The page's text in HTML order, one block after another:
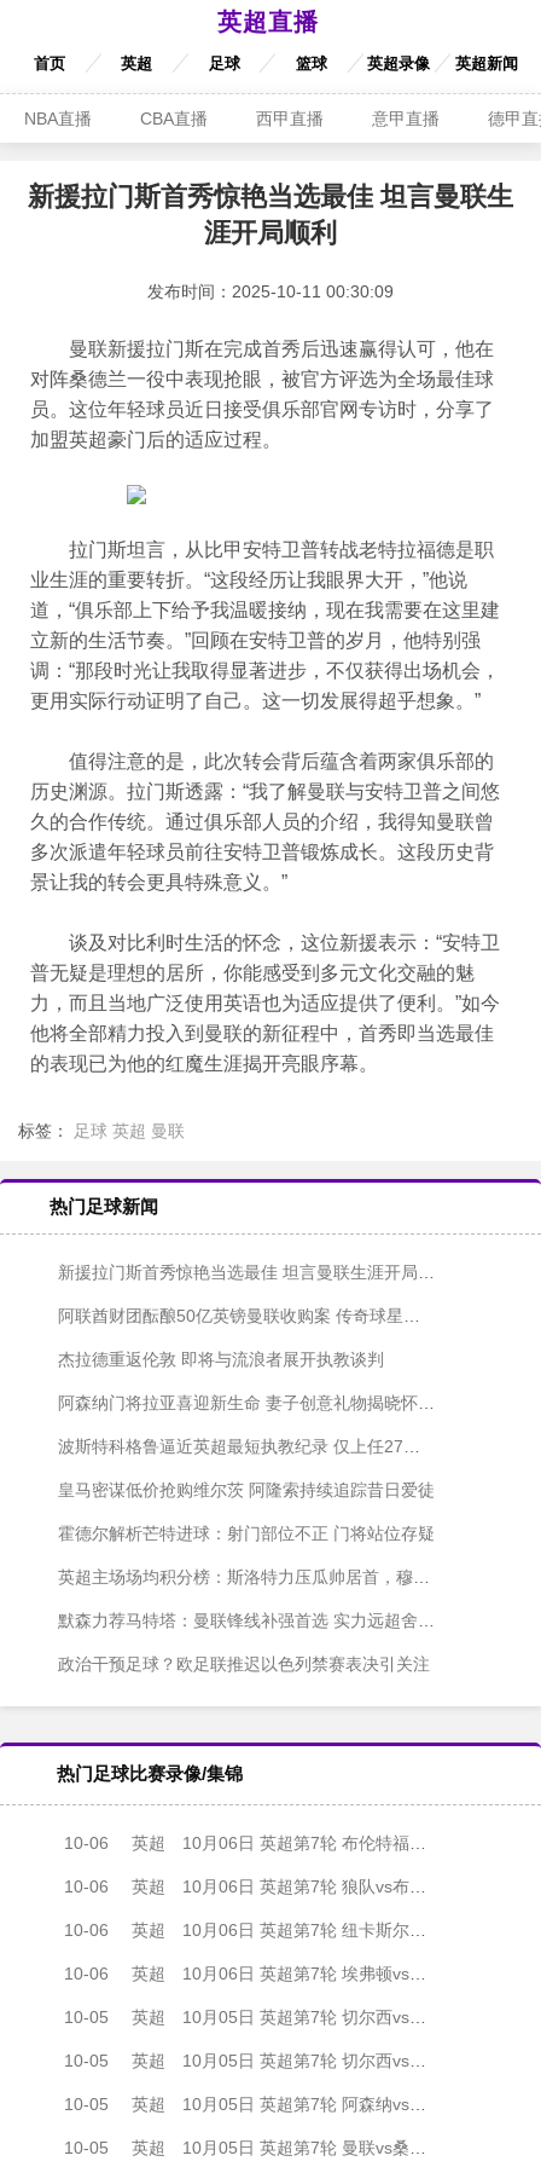
英超直播
首页 英超 足球 篮球 英超录像 英超新闻
NBA直播 CBA直播 西甲直播 意甲直播 德甲
新援拉门斯首秀惊艳当选最佳 坦言曼联生
涯开局顺利
发布时间：2025-10-11 00:30:09
曼联新援拉门斯在完成首秀后迅速赢得认可，他在
对阵桑德兰一役中表现抢眼，被官方评选为全场最佳球
员。这位年轻球员近日接受俱乐部官网专访时，分享了
加盟英超豪门后的适应过程。
拉门斯坦言，从比甲安特卫普转战老特拉福德是职
业生涯的重要转折。“这段经历让我眼界大开，”他说
道，“俱乐部上下给予我温暖接纳，现在我需要在这里建
立新的生活节奏。”回顾在安特卫普的岁月，他特别强
调：“那段时光让我取得显著进步，不仅获得出场机会，
更用实际行动证明了自己。这一切发展得超乎想象。”
值得注意的是，此次转会背后蕴含着两家俱乐部的
历史渊源。拉门斯透露：“我了解曼联与安特卫普之间悠
久的合作传统。通过俱乐部人员的介绍，我得知曼联曾
多次派遣年轻球员前往安特卫普锻炼成长。这段历史背
景让我的转会更具特殊意义。”
谈及对比利时生活的怀念，这位新援表示：“安特卫
普无疑是理想的居所，你能感受到多元文化交融的魅
力，而且当地广泛使用英语也为适应提供了便利。”如今
他将全部精力投入到曼联的新征程中，首秀即当选最佳
的表现已为他的红魔生涯揭开亮眼序幕。
标签： 足球 英超 曼联
热门足球新闻
新援拉门斯首秀惊艳当选最佳 坦言曼联生涯开局顺利
阿联酋财团酝酿50亿英镑曼联收购案 传奇球星受邀加盟
杰拉德重返伦敦 即将与流浪者展开执教谈判
阿森纳门将拉亚喜迎新生命 妻子创意礼物揭晓怀孕喜讯
波斯特科格鲁逼近英超最短执教纪录 仅上任27天恐步莱斯-里德后尘
皇马密谋低价抢购维尔茨 阿隆索持续追踪昔日爱徒
霍德尔解析芒特进球：射门部位不正 门将站位存疑
英超主场场均积分榜：斯洛特力压瓜帅居首，穆帅弗爵跻身前六
默森力荐马特塔：曼联锋线补强首选 实力远超舍什科
政治干预足球？欧足联推迟以色列禁赛表决引关注
热门足球比赛录像/集锦
10-06 英超 10月06日 英超第7轮 布伦特福德vs曼城 全场录像
10-06 英超 10月06日 英超第7轮 狼队vs布莱顿 全场录像
10-06 英超 10月06日 英超第7轮 纽卡斯尔联vs诺丁汉森林 全场录像
10-06 英超 10月06日 英超第7轮 埃弗顿vs水晶宫 全场录像
10-05 英超 10月05日 英超第7轮 切尔西vs利物浦 全场录像
10-05 英超 10月05日 英超第7轮 切尔西vs利物浦 全场录像
10-05 英超 10月05日 英超第7轮 阿森纳vs西汉姆联 全场录像
10-05 英超 10月05日 英超第7轮 曼联vs桑德兰 全场录像